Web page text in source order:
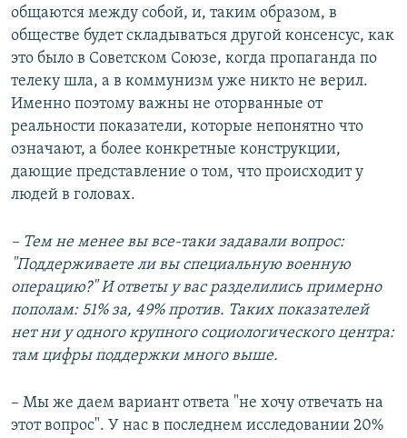
общаются между собой, и, таким образом, в
обществе будет складываться другой консенсус, как
это было в Советском Союзе, когда пропаганда по
телеку шла, а в коммунизм уже никто не верил.
Именно поэтому важны не оторванные от
реальности показатели, которые непонятно что
означают, а более конкретные конструкции,
дающие представление о том, что происходит у
людей в головах.
– Тем не менее вы все-таки задавали вопрос:
"Поддерживаете ли вы специальную военную
операцию?" И ответы у вас разделились примерно
пополам: 51% за, 49% против. Таких показателей
нет ни у одного крупного социологического центра:
там цифры поддержки много выше.
– Мы же даем вариант ответа "не хочу отвечать на
этот вопрос". У нас в последнем исследовании 20%